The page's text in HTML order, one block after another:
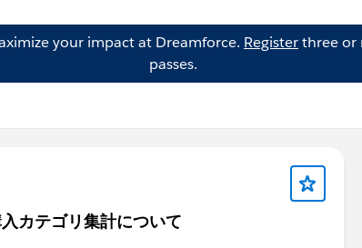
your impact at Dreamforce. Registerthree or
passes.
カテゴリ集計について